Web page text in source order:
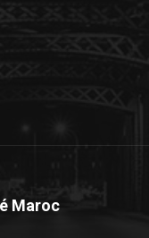
Maroc